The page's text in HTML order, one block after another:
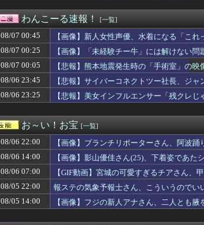
【画像】 セクシー女優・三浦恵理子、全裸ナマ乳がHすぎ
筋トレに詳しいから質問は聞くよ
【事実】「弱い男は救われない」ってのに女がブチ切れ
【画像】 色白美肌のTikToker可愛すぎｗｗｗｗｗ
【驚愕】ロシアの風俗事情をご覧くださいｗｗｗｗｗｗ
暑すぎぃからのキンキンに冷えてやがる！
言えば快くあげたのに無断でごっそり持っていくのはダ
両替のことを「お金こまめてきます」って言っちゃった
日本の大相撲力士の引退後の姿に世界が騒然！←「これ
FE万紫千紅さん、巨乳美少女を出してしまうｗｗ
SEXに10万円払ってしまったらこうなるwww
岸田元首相､日米の円買い協調介入は｢一時しのぎに過ぎ
【悲報】日本の歴史、ついに『崩壊』してしまう・・・
LIAR GAME -ライアーゲーム- 第17話 感想：秋山さんの
【不倫願望】介護疲れした嫁を持つ男のリアルな本音が
シカホワ村上宗隆、通訳なしで普通に会話。コーチ「今
【画像】橋本マナミ、自宅の風呂場でHなパンティ姿を
美味いウイスキーを教えてほしいんやが、オススメある
わんこーる速報！ [一覧]
08/07 00:45
【画像】新人女性声優、水着になる「これ
08/07 00:25
【画像】「未経験チー牛」には解けない問
08/07 00:05
【悲報】熊本地震発生時の「手術室」の
08/06 23:45
【悲報】サイバーコネクトツー社長、ジ
08/06 23:25
【悲報】美女インフルエンサー「残クレ
お～い！お宝 [一覧]
08/06 22:00
【画像】ブランチリポーターさん、阿波踊
08/06 14:00
【画像】影山優佳さん(25)、下着姿であた
08/06 07:00
【GIF動画】宮城の可愛すぎるチアさん、
08/05 22:00
報ステの気象予報士さん、こういうのでい
08/05 14:00
【画像】フジの新人アナさん、二人とも腋